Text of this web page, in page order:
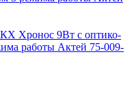
Хронос 9Вт с оптико-
работы Актей 75-009-